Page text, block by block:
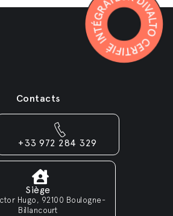
Contacts
+33 972 284 329
Siège
Hugo, 92100 Boulogne-
Billancourt